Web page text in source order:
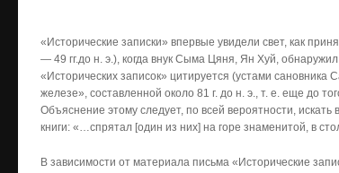
«Исторические записки» впервые увидели свет, как
— 49 гг.до н. э.), когда внук Сыма Цяня, Ян Хуй,
«Исторических записок» цитируется (устами
железе», составленной около 81 г. до н. э., т. е. еще до
Объяснение этому следует, по всей вероятности,
книги: «…спрятал [один из них] на горе знаменитой, в
В зависимости от материала письма «Исторические